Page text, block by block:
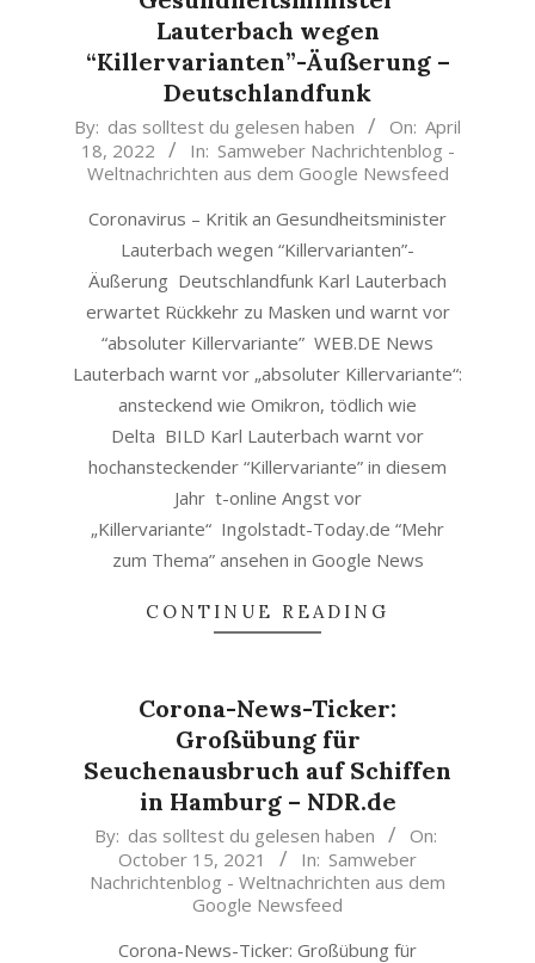
Lauterbach wegen
“Killervarianten”-Äußerung –
Deutschlandfunk
2022-
04-
18
By: das solltest du gelesen haben On: April
18, 2022
In: Samweber Nachrichtenblog -
Weltnachrichten aus dem Google Newsfeed
Coronavirus – Kritik an Gesundheitsminister
Lauterbach wegen “Killervarianten”-
Äußerung Deutschlandfunk Karl Lauterbach
erwartet Rückkehr zu Masken und warnt vor
“absoluter Killervariante” WEB.DE News
Lauterbach warnt vor „absoluter Killervariante“:
ansteckend wie Omikron, tödlich wie
Delta BILD Karl Lauterbach warnt vor
hochansteckender “Killervariante” in diesem
Jahr t-online Angst vor
„Killervariante“ Ingolstadt-Today.de “Mehr
zum Thema” ansehen in Google News
CONTINUE READING
Corona-News-Ticker:
Großübung für
Seuchenausbruch auf Schiffen
in Hamburg – NDR.de
2021-
15
By: das solltest du gelesen haben
On:
October 15, 2021
In: Samweber
Nachrichtenblog - Weltnachrichten aus dem
Google Newsfeed
Corona-News-Ticker: Großübung für